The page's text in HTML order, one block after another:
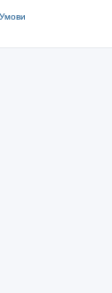
Умови